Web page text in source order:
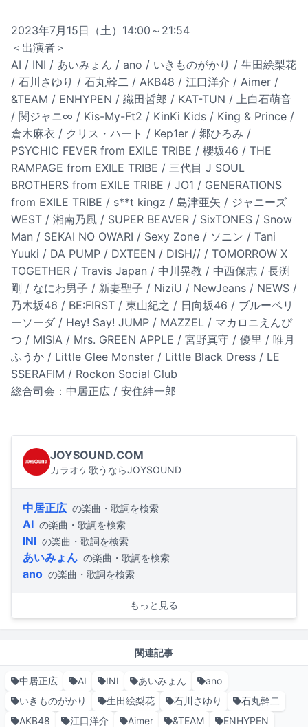
2023年7月15日（土）14:00～21:54
＜出演者＞
AI / INI / あいみょん / ano / いきものがかり / 生田絵梨花
/ 石川さゆり / 石丸幹二 / AKB48 / 江口洋介 / Aimer /
&TEAM / ENHYPEN / 織田哲郎 / KAT-TUN / 上白石萌音
/ 関ジャニ∞ / Kis-My-Ft2 / KinKi Kids / King & Prince /
倉木麻衣 / クリス・ハート / Kep1er / 郷ひろみ /
PSYCHIC FEVER from EXILE TRIBE / 櫻坂46 / THE
RAMPAGE from EXILE TRIBE / 三代目 J SOUL
BROTHERS from EXILE TRIBE / JO1 / GENERATIONS
from EXILE TRIBE / s**t kingz / 島津亜矢 / ジャニーズ
WEST / 湘南乃風 / SUPER BEAVER / SixTONES / Snow
Man / SEKAI NO OWARI / Sexy Zone / ソニン / Tani
Yuuki / DA PUMP / DXTEEN / DISH// / TOMORROW X
TOGETHER / Travis Japan / 中川晃教 / 中西保志 / 長渕
剛 / なにわ男子 / 新妻聖子 / NiziU / NewJeans / NEWS /
乃木坂46 / BE:FIRST / 東山紀之 / 日向坂46 / ブルーベリ
ーソーダ / Hey! Say! JUMP / MAZZEL / マカロニえんぴ
つ / MISIA / Mrs. GREEN APPLE / 宮野真守 / 優里 / 唯月
ふうか / Little Glee Monster / Little Black Dress / LE
SSERAFIM / Rockon Social Club
総合司会：中居正広 / 安住紳一郎
JOYSOUND.COM
カラオケ歌うならJOYSOUND
中居正広 の楽曲・歌詞を検索
AI の楽曲・歌詞を検索
INI の楽曲・歌詞を検索
あいみょん の楽曲・歌詞を検索
ano の楽曲・歌詞を検索
もっと見る
関連記事
中居正広 AI INI あいみょん
ano
いきものがかり
生田絵梨花 石川さゆり
石丸幹二
AKB48
江口洋介 Aimer &TEAM
ENHYPEN